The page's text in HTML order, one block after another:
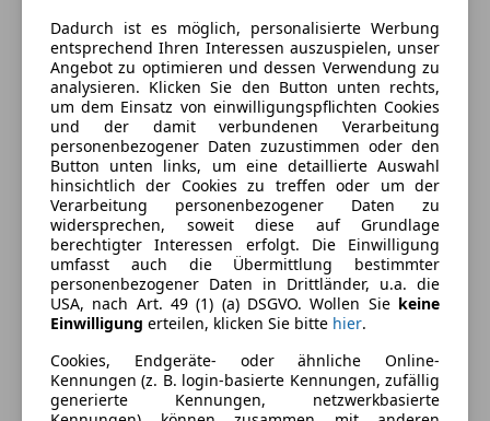
Kraftstoff
Diesel
Kraftstoffverbrauch
5,70l/100 km (komb.)
CO₂-Emissionen
149 g/km (komb.)
Ausstattung
Komfort
Armlehne
Berganfahrassistent
Einparkhilfe
Einparkhilfe Sensoren hinten
Einparkhilfe Sensoren vorne
Elektrische Fensterheber
Elektrische Seitenspiegel
Mehr anzeigen
Farbe und Innenausstattung
Außenfarbe
Farbe laut Hersteller
Light Brown Metallic
Dadurch ist es möglich, personalisierte Werbung
entsprechend Ihren Interessen auszuspielen, unser
Angebot zu optimieren und dessen Verwendung zu
analysieren. Klicken Sie den Button unten rechts,
um dem Einsatz von einwilligungspflichten Cookies
und der damit verbundenen Verarbeitung
personenbezogener Daten zuzustimmen oder den
Button unten links, um eine detaillierte Auswahl
hinsichtlich der Cookies zu treffen oder um der
Verarbeitung personenbezogener Daten zu
widersprechen, soweit diese auf Grundlage
berechtigter Interessen erfolgt. Die Einwilligung
umfasst auch die Übermittlung bestimmter
personenbezogener Daten in Drittländer, u.a. die
USA, nach Art. 49 (1) (a) DSGVO. Wollen Sie keine
Einwilligung erteilen, klicken Sie bitte hier.
Cookies, Endgeräte- oder ähnliche Online-
Kennungen (z. B. login-basierte Kennungen, zufällig
generierte Kennungen, netzwerkbasierte